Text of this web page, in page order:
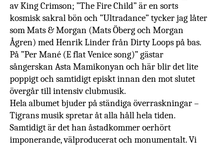
av King Crimson; ”The Fire Child” är en sorts
kosmisk sakral bön och ”Ultradance” tycker jag låter
som Mats & Morgan (Mats Öberg och Morgan
Ågren) med Henrik Linder från Dirty Loops på bas.
På ”Per Mané (E flat Venice song)” gästar
sångerskan Asta Mamikonyan och här blir det lite
poppigt och samtidigt episkt innan den mot slutet
övergår till intensiv clubmusik.
Hela albumet bjuder på ständiga överraskningar –
Tigrans musik spretar åt alla håll hela tiden.
Samtidigt är det han åstadkommer oerhört
imponerande, välproducerat och monumentalt. Vi